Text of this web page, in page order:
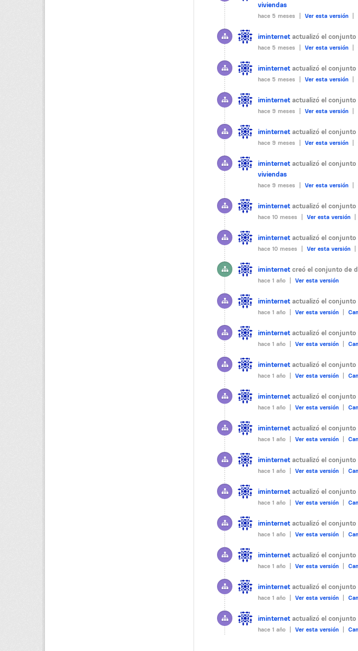
viviendas
hace 5 meses | Ver esta versión
iminternet actualizó el conjunto
hace 5 meses | Ver esta versión
iminternet actualizó el conjunto
hace 5 meses | Ver esta versión
iminternet actualizó el conjunto
hace 9 meses | Ver esta versión
iminternet actualizó el conjunto
hace 9 meses | Ver esta versión
iminternet actualizó el conjunto
viviendas
hace 9 meses | Ver esta versión
iminternet actualizó el conjunto
hace 10 meses | Ver esta versión
iminternet actualizó el conjunto
hace 10 meses | Ver esta versión
iminternet creó el conjunto de
hace 1 año | Ver esta versión
iminternet actualizó el conjunto
hace 1 año | Ver esta versión
iminternet actualizó el conjunto
hace 1 año | Ver esta versión
iminternet actualizó el conjunto
hace 1 año | Ver esta versión
iminternet actualizó el conjunto
hace 1 año | Ver esta versión
iminternet actualizó el conjunto
hace 1 año | Ver esta versión
iminternet actualizó el conjunto
hace 1 año | Ver esta versión
iminternet actualizó el conjunto
hace 1 año | Ver esta versión
iminternet actualizó el conjunto
hace 1 año | Ver esta versión
iminternet actualizó el conjunto
hace 1 año | Ver esta versión
iminternet actualizó el conjunto
hace 1 año | Ver esta versión
iminternet actualizó el conjunto
hace 1 año | Ver esta versión